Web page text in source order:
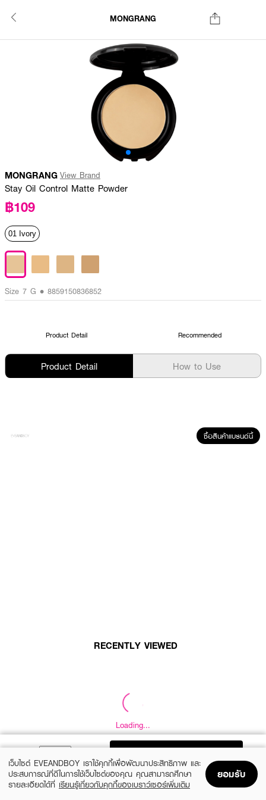
MONGRANG
MONGRANG View Brand
Stay Oil Control Matte Powder
฿109
01 Ivory
Size 7 G • 8859150836852
Product Detail Recommended
Product Detail How to Use
ซื้อสินค้าแบรนด์นี้
RECENTLY VIEWED
Loading...
Loading...
Loading...
เว็บไซต์ EVEANDBOY เราใช้คุกกี้เพื่อพัฒนาประสิทธิภาพ และ
ประสบการณ์ที่ดีในการใช้เว็บไซต์ของคุณ คุณสามารถศึกษา
รายละเอียดได้ที่ เรียนรู้เกี่ยวกับคุกกี้ของเบราว์เซอร์เพิ่มเติม
ยอมรับ